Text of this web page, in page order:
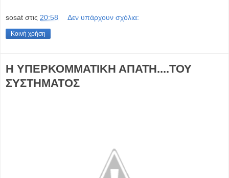
sosat στις 20:58 Δεν υπάρχουν σχόλια:
Κοινή χρήση
Η ΥΠΕΡΚΟΜΜΑΤΙΚΗ ΑΠΑΤΗ....ΤΟΥ
ΣΥΣΤΗΜΑΤΟΣ